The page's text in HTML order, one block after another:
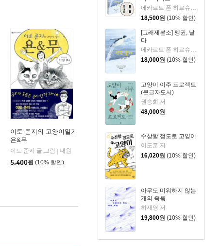
에카르트 폰 히르슈하우젠 글/슈미트 크리스트만 사진/김동언 역
18,500원 (10% 할인)
[그래제본소] 펭귄, 날
다
에카르트 폰 히르슈하우젠 글/슈미트 크리스트만 사진/김동언 역
18,000원 (10% 할인)
고양이 이주 프로젝트
(큰글자도서)
권승희 저
48,000원
수상할 정도로 고양이
이도훈 저
16,020원 (10% 할인)
아무도 미워하지 않는
개의 죽음
하재영 저
19,800원 (10% 할인)
이토 준지의 고양이일기
욘&무
이토 준지 글,그림
대원
5,400원 (10% 할인)